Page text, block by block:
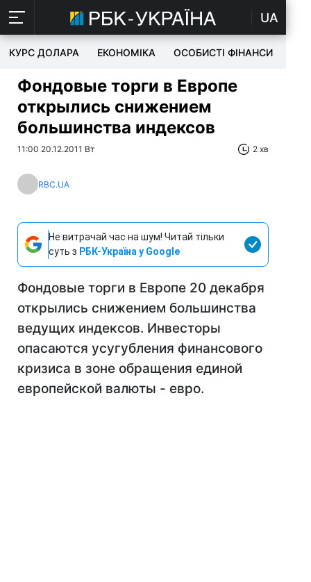
UA
КУРС ДОЛАРА ЕКОНОМІКА ОСОБИСТІ ФІНАНСИ
Фондовые торги в Европе
открылись снижением
большинства индексов
11:00 20.12.2011 Вт 2 хв
RBC.UA
Не витрачай час на шум! Читай тільки
суть з РБК-Україна у Google
Фондовые торги в Европе 20 декабря
открылись снижением большинства
ведущих индексов. Инвесторы
опасаются усугубления финансового
кризиса в зоне обращения единой
европейской валюты - евро.